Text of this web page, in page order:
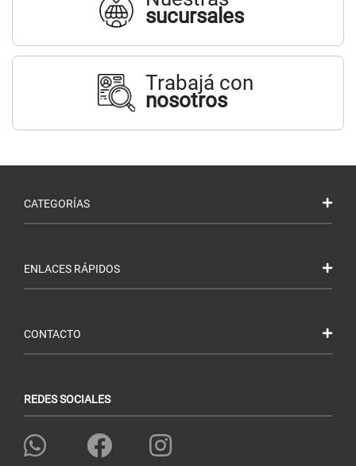
sucursales
Trabajá con
nosotros
CATEGORÍAS
ENLACES RÁPIDOS
CONTACTO
REDES SOCIALES